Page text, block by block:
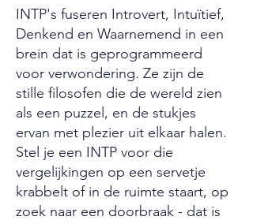
INTP's fuseren Introvert, Intuïtief,
Denkend en Waarnemend in een
brein dat is geprogrammeerd
voor verwondering. Ze zijn de
stille filosofen die de wereld zien
als een puzzel, en de stukjes
ervan met plezier uit elkaar halen.
Stel je een INTP voor die
vergelijkingen op een servetje
krabbelt of in de ruimte staart, op
zoek naar een doorbraak - dat is